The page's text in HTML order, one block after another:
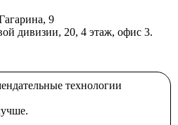
9
дивизии, 20, 4 этаж, офис 3.
технологии